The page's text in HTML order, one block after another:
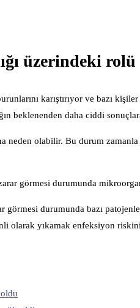
üzerindeki rolü
karıştırıyor ve bazı
beklenenden daha ciddi
neden olabilir. Bu durum
görmesi durumunda
durumunda bazı
olarak yıkamak enfeksiyon